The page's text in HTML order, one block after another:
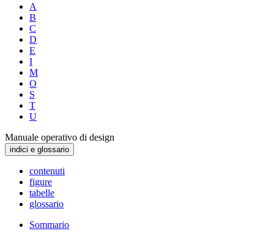
A
B
C
D
E
I
M
O
S
T
U
Manuale operativo di design
indici e glossario
contenuti
figure
tabelle
glossario
Sommario